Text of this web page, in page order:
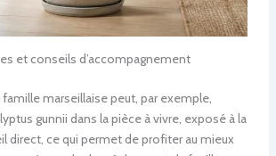
et conseils d’accompagnement
marseillaise peut, par exemple,
gunnii dans la pièce à vivre, exposé à la
direct, ce qui permet de profiter au mieux